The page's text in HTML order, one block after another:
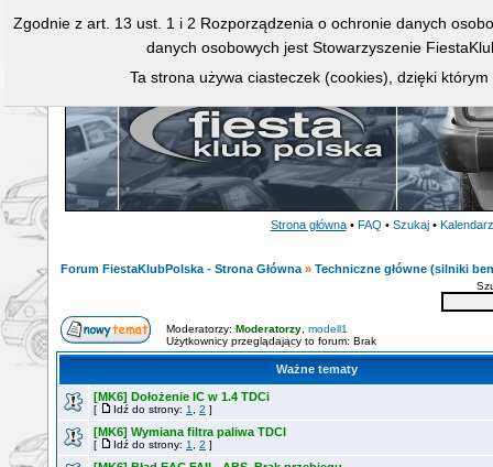
Strona główna • FAQ • Szukaj • Kalendarz
Forum FiestaKlubPolska - Strona Główna » Techniczne główne (silniki
Moderatorzy: Moderatorzy modell1
Użytkownicy przeglądający to forum: Brak
Ważne tematy
[MK6] Dołożenie IC w 1.4 TDCi
[ Idź do strony: 1 2 ]
[MK6] Wymiana filtra paliwa TDCI
[ Idź do strony: 1 2 ]
Zgodnie z art. 13 ust. 1 i 2 Rozporządzenia o ochronie danych
danych osobowych jest Stowarzyszenie
Ta strona używa ciasteczek (cookies), dzięki